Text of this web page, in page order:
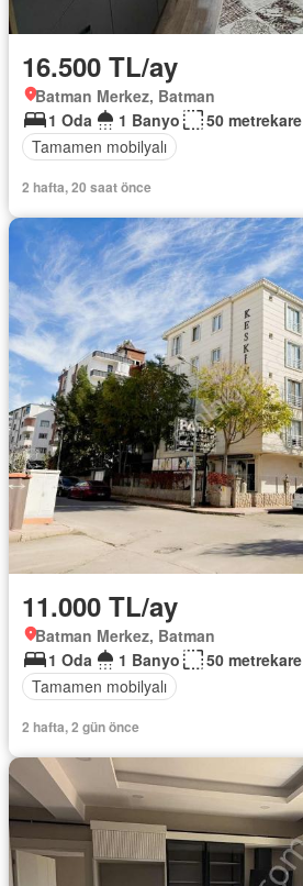
16.500 TL/ay
Batman Merkez, Batman
1 Oda
1 Banyo
50 metrekare
Tamamen mobilyalı
2 hafta, 20 saat önce
11.000 TL/ay
Batman Merkez, Batman
1 Oda
1 Banyo
50 metrekare
Tamamen mobilyalı
2 hafta, 2 gün önce